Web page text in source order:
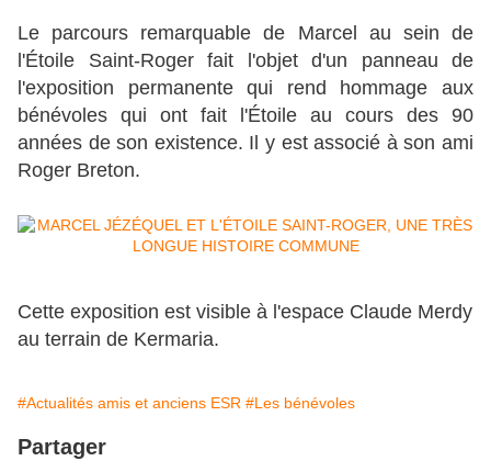
Le parcours remarquable de Marcel au sein de
l'Étoile Saint-Roger fait l'objet d'un panneau de
l'exposition permanente qui rend hommage aux
bénévoles qui ont fait l'Étoile au cours des 90
années de son existence. Il y est associé à son ami
Roger Breton.
Cette exposition est visible à l'espace Claude Merdy
au terrain de Kermaria.
#Actualités amis et anciens ESR #Les bénévoles
Partager